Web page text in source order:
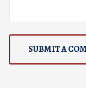
SUBMIT A